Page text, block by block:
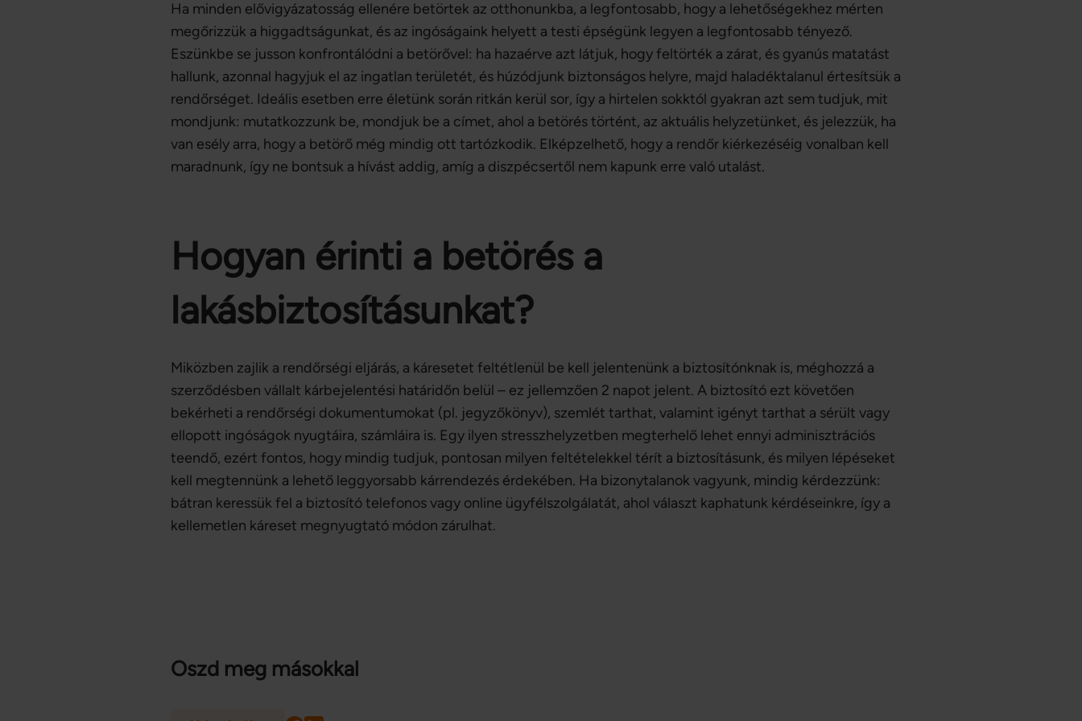
Ha minden elővigyázatosság ellenére betörtek az otthonunkba, a legfontosabb, hogy a lehetőségekhez mérten
megőrizzük a higgadtságunkat, és az ingóságaink helyett a testi épségünk legyen a legfontosabb tényező.
Eszünkbe se jusson konfrontálódni a betörővel: ha hazaérve azt látjuk, hogy feltörték a zárat, és gyanús matatást
hallunk, azonnal hagyjuk el az ingatlan területét, és húzódjunk biztonságos helyre, majd haladéktalanul értesítsük a
rendőrséget. Ideális esetben erre életünk során ritkán kerül sor, így a hirtelen sokktól gyakran azt sem tudjuk, mit
mondjunk: mutatkozzunk be, mondjuk be a címet, ahol a betörés történt, az aktuális helyzetünket, és jelezzük, ha
van esély arra, hogy a betörő még mindig ott tartózkodik. Elképzelhető, hogy a rendőr kiérkezéséig vonalban kell
maradnunk, így ne bontsuk a hívást addig, amíg a diszpécsertől nem kapunk erre való utalást.
Hogyan érinti a betörés a
lakásbiztosításunkat?
Miközben zajlik a rendőrségi eljárás, a káresetet feltétlenül be kell jelentenünk a biztosítónknak is, méghozzá a
szerződésben vállalt kárbejelentési határidőn belül – ez jellemzően 2 napot jelent. A biztosító ezt követően
bekérheti a rendőrségi dokumentumokat (pl. jegyzőkönyv), szemlét tarthat, valamint igényt tarthat a sérült vagy
ellopott ingóságok nyugtáira, számláira is. Egy ilyen stresszhelyzetben megterhelő lehet ennyi adminisztrációs
teendő, ezért fontos, hogy mindig tudjuk, pontosan milyen feltételekkel térít a biztosításunk, és milyen lépéseket
kell megtennünk a lehető leggyorsabb kárrendezés érdekében. Ha bizonytalanok vagyunk, mindig kérdezzünk:
bátran keressük fel a biztosító telefonos vagy online ügyfélszolgálatát, ahol választ kaphatunk kérdéseinkre, így a
kellemetlen káreset megnyugtató módon zárulhat.
Oszd meg másokkal